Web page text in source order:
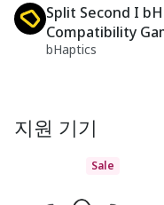
Split Second I
Compatibility
bHaptics
지원 기기
Sale